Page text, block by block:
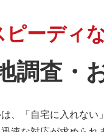
ピーディ
調査・
、「自宅に入れな